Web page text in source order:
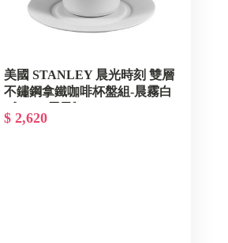
美國 STANLEY 晨光時刻 雙層
不鏽鋼拿鐵咖啡杯盤組-晨霧白
10840-015
$ 2,620